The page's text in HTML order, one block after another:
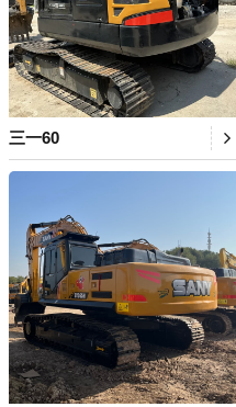
三一60